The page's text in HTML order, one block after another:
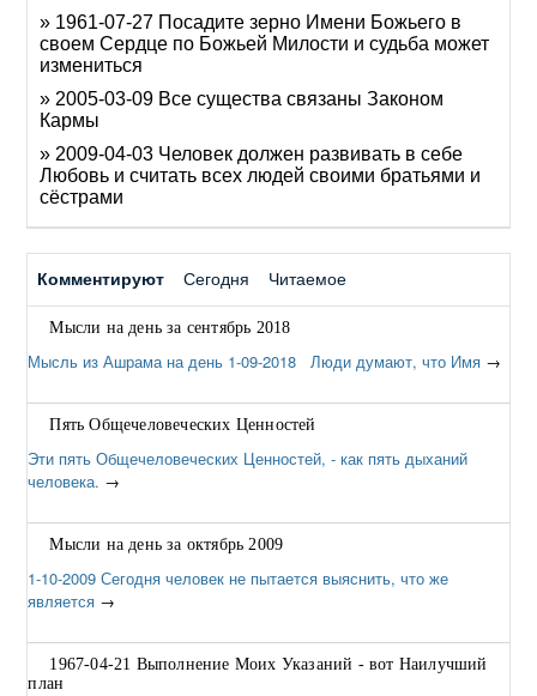
» 1961-07-27 Посадите зерно Имени Божьего в
своем Сердце по Божьей Милости и судьба может
измениться
» 2005-03-09 Все существа связаны Законом
Кармы
» 2009-04-03 Человек должен развивать в себе
Любовь и считать всех людей своими братьями и
сёстрами
Комментируют Сегодня Читаемое
Мысли на день за сентябрь 2018
Мысль из Ашрама на день 1-09-2018 Люди думают, что Имя →
Пять Общечеловеческих Ценностей
Эти пять Общечеловеческих Ценностей, - как пять дыханий
человека. →
Мысли на день за октябрь 2009
1-10-2009 Сегодня человек не пытается выяснить, что же
является →
1967-04-21 Выполнение Моих Указаний - вот Наилучший
план